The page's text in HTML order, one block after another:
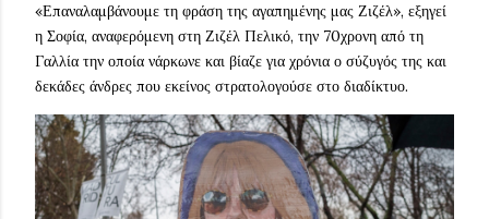
«Επαναλαμβάνουμε τη φράση της αγαπημένης μας Ζιζέλ», εξηγεί
η Σοφία, αναφερόμενη στη Ζιζέλ Πελικό, την 70χρονη από τη
Γαλλία την οποία νάρκωνε και βίαζε για χρόνια ο σύζυγός της και
δεκάδες άνδρες που εκείνος στρατολογούσε στο διαδίκτυο.